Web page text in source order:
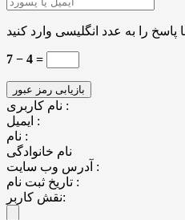
7 − 4 =
نام کاربری :
ایمیل :
نام :
نام خانوادگی
آدرس وب سایت :
تاریخ ثبت نام :
نقش کاربر: